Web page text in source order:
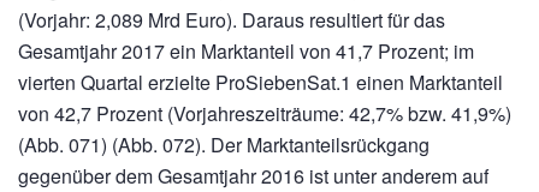
(Vorjahr: 2,089 Mrd Euro). Daraus resultiert für das
Gesamtjahr 2017 ein Marktanteil von 41,7 Prozent; im
vierten Quartal erzielte ProSiebenSat.1 einen Marktanteil
von 42,7 Prozent (Vorjahreszeiträume: 42,7% bzw. 41,9%)
(Abb. 071) (Abb. 072). Der Marktanteilsrückgang
gegenüber dem Gesamtjahr 2016 ist unter anderem auf